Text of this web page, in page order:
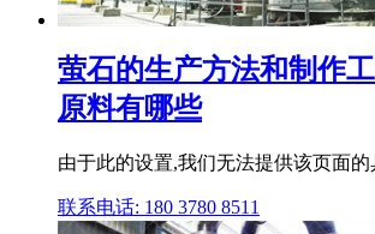
萤石的生产方法和制作
原料有哪些
由于此的设置,我们无法提供该页面的
联系电话: 180 3780 8511